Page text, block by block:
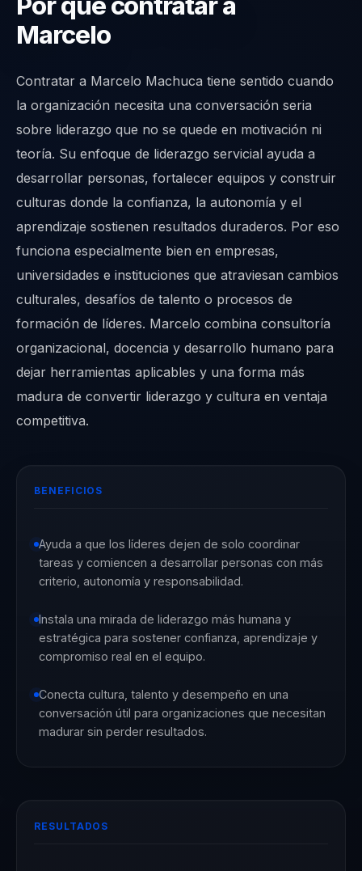
Marcelo
Contratar a Marcelo Machuca tiene sentido cuando
la organización necesita una conversación seria
sobre liderazgo que no se quede en motivación ni
teoría. Su enfoque de liderazgo servicial ayuda a
desarrollar personas, fortalecer equipos y construir
culturas donde la confianza, la autonomía y el
aprendizaje sostienen resultados duraderos. Por eso
funciona especialmente bien en empresas,
universidades e instituciones que atraviesan cambios
culturales, desafíos de talento o procesos de
formación de líderes. Marcelo combina consultoría
organizacional, docencia y desarrollo humano para
dejar herramientas aplicables y una forma más
madura de convertir liderazgo y cultura en ventaja
competitiva.
BENEFICIOS
Ayuda a que los líderes dejen de solo coordinar
tareas y comiencen a desarrollar personas con más
criterio, autonomía y responsabilidad.
Instala una mirada de liderazgo más humana y
estratégica para sostener confianza, aprendizaje y
compromiso real en el equipo.
Conecta cultura, talento y desempeño en una
conversación útil para organizaciones que necesitan
madurar sin perder resultados.
RESULTADOS